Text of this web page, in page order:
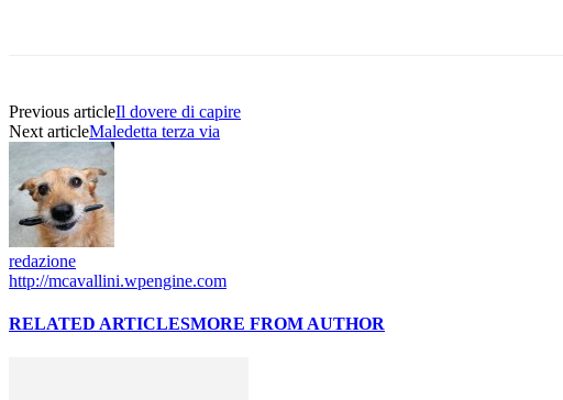
Previous articleIl dovere di capire
Next articleMaledetta terza via
redazione
http://mcavallini.wpengine.com
RELATED ARTICLESMORE FROM AUTHOR